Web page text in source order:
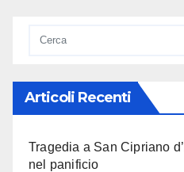
Articoli Recenti
Tragedia a San Cipriano
nel panificio